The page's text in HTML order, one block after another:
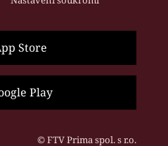
Store
Play
© FTV Prima spol. s r.o.